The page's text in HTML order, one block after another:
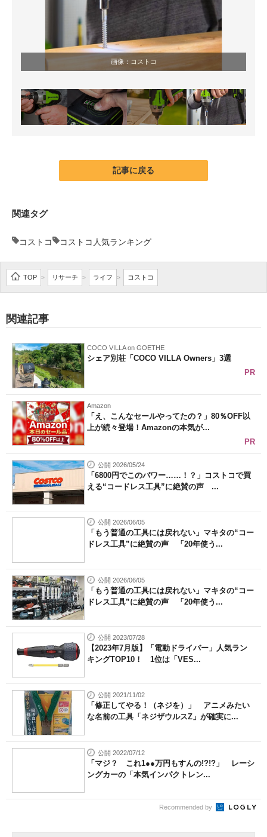
画像： コストコ
記事に戻る
関連タグ
コストコ コストコ人気ランキング
TOP > リサーチ > ライフ > コストコ
関連記事
COCO VILLA on GOETHE
シェア別荘「COCO VILLA Owners」3選
PR
Amazon
「え、こんなセールやってたの？」80％OFF以
上が続々登場！Amazonの本気が...
PR
公開 2026/05/24
「6800円でこのパワー……！？」コストコで買
える“コードレス工具”に絶賛の声 ...
公開 2026/06/05
「もう普通の工具には戻れない」マキタの“コー
ドレス工具”に絶賛の声 「20年使う...
公開 2026/06/05
「もう普通の工具には戻れない」マキタの“コー
ドレス工具”に絶賛の声 「20年使う...
公開 2023/07/28
【2023年7月版】「電動ドライバー」人気ラン
キングTOP10！ 1位は「VES...
公開 2021/11/02
「修正してやる！（ネジを）」 アニメみたい
な名前の工具「ネジザウルスZ」が確実に...
公開 2022/07/12
「マジ？ これ1●●万円もすんの!?!?」 レーシ
ングカーの「本気インパクトレン...
Recommended by